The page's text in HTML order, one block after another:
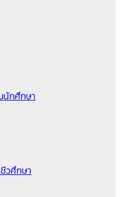
นักศึกษา
วศึกษา